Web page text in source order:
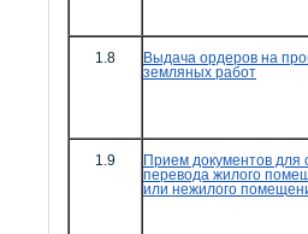
1.8
Выдача ордеров на
земляных работ
1.9
Прием документов для
перевода жилого
или нежилого